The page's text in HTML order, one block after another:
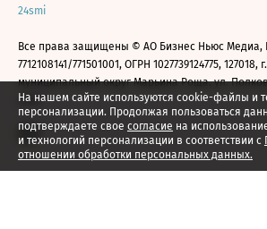
На нашем сайте используются cookie-файлы и
персонализации. Продолжая пользоваться
подтверждаете свое согласие на
и технологий персонализации в соответствии с
отношении обработки персональных данных.
24smi
Все права защищены © АО Бизнес Ньюс
7712108141/771501001, ОГРН 1027739124775, 127018,
муниципальный округ Марьина Роща, ул.
2026